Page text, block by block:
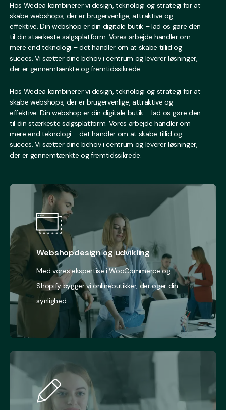
Hos Wedea kombinerer vi design, teknologi og strategi for at
skabe webshops, der er brugervenlige, attraktive og
effektive. Din webshop er din digitale butik – lad os gøre den
til din stærkeste salgsplatform. Vores arbejde handler om
mere end teknologi – det handler om at skabe tillid og
succes. Vi sætter dine behov i centrum og leverer løsninger,
der er gennemtænkte og fremtidssikrede.
Hos Wedea kombinerer vi design, teknologi og strategi for at
skabe webshops, der er brugervenlige, attraktive og
effektive. Din webshop er din digitale butik – lad os gøre den
til din stærkeste salgsplatform. Vores arbejde handler om
mere end teknologi – det handler om at skabe tillid og
succes. Vi sætter dine behov i centrum og leverer løsninger,
der er gennemtænkte og fremtidssikrede.
Webshopdesign og udvikling
Med vores ekspertise i WooCommerce og
Shopify bygger vi onlinebutikker, der øger din
synlighed.